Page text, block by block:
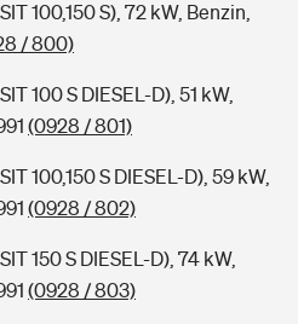
100,150 S), 72 kW, Benzin,
/ 800)
100 S DIESEL-D), 51 kW,
(0928 / 801)
100,150 S DIESEL-D), 59 kW,
(0928 / 802)
150 S DIESEL-D), 74 kW,
(0928 / 803)